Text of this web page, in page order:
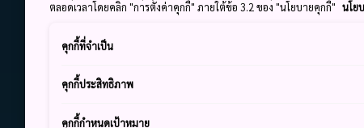
ตลอดเวลาโดยคลิก "การตั้งค่าคุกกี้" ภายใต้ข้อ 3.2 ของ "นโยบายคุกกี้" นโย
คุกกี้ที่จำเป็น
คุกกี้ประสิทธิภาพ
คุกกี้กำหนดเป้าหมาย